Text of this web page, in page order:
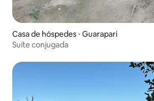
Casa de hóspedes ⋅ Guarapari
Suíte conjugada